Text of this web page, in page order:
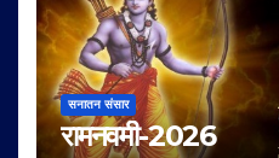
सनातन संसार
रामनवमी-2026